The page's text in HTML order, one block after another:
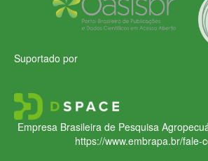
Suportado por
Empresa Brasileira de Pesquisa
https://www.embrapa.br/fale-